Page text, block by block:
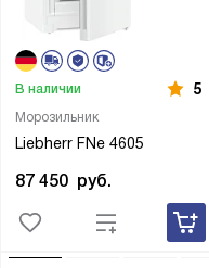
Морозильник
Liebherr FNe 4605
В наличии 5
87 450 руб.